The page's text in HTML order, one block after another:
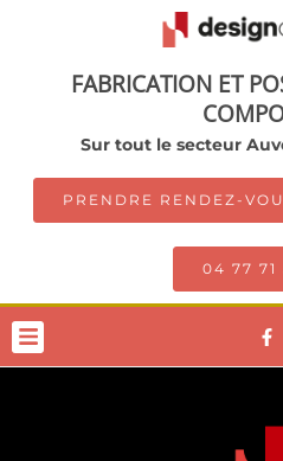
FABRICATION ET
Sur tout le secteur
PRENDRE RENDEZ-
04 77 71